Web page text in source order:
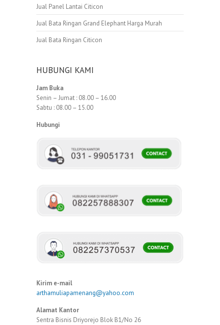
Jual Panel Lantai Citicon
Jual Bata Ringan Grand Elephant Harga Murah
Jual Bata Ringan Citicon
HUBUNGI KAMI
Jam Buka
Senin – Jumat : 08.00 – 16.00
Sabtu : 08.00 – 15.00
Hubungi
Kirim e-mail
arthamuliapamenang@yahoo.com
Alamat Kantor
Sentra Bisnis Driyorejo Blok B1/No 26